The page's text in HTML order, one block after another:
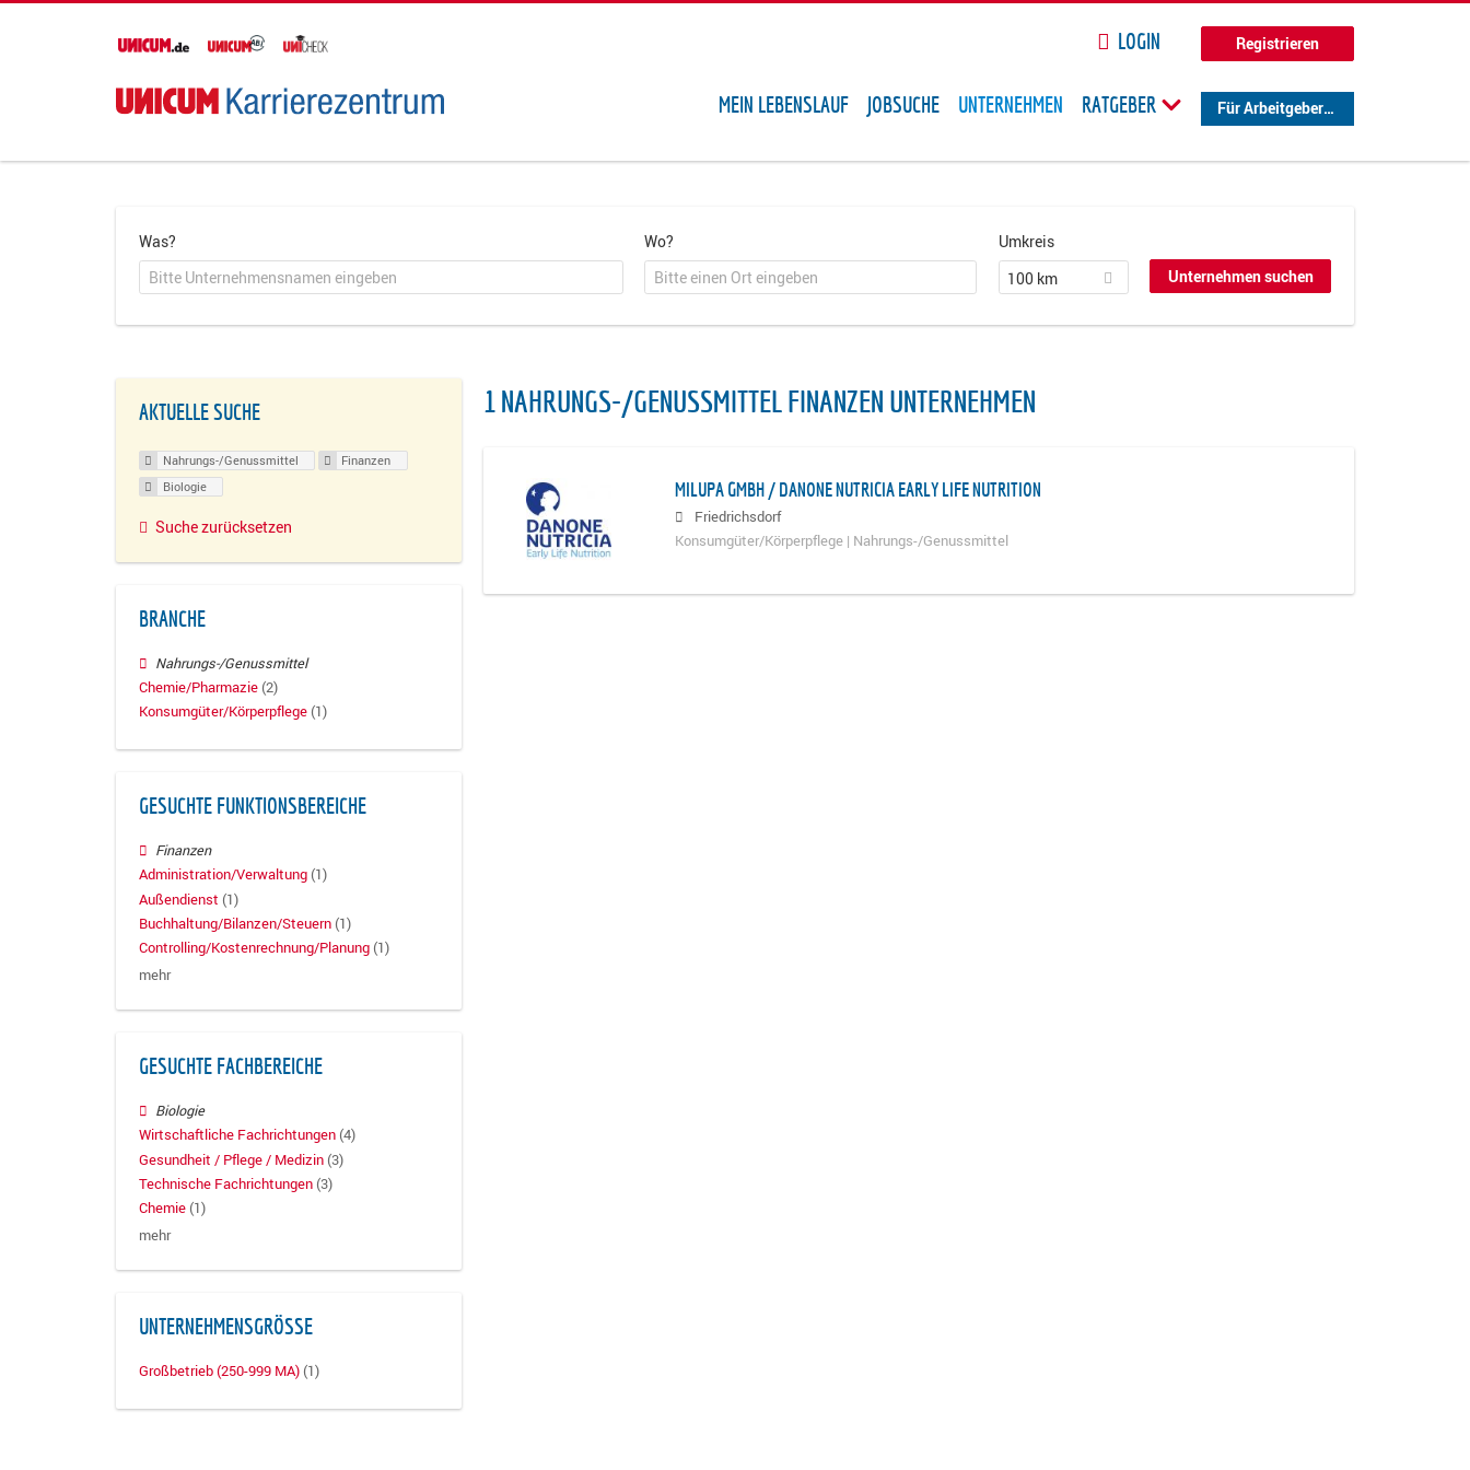
LOGIN Registrieren
MEIN LEBENSLAUF JOBSUCHE UNTERNEHMEN RATGEBER Für Arbeitgeber
Was? Wo?
Umkreis
100 km
1 NAHRUNGS-/GENUSSMITTEL FINANZEN UNTERNEHMEN
MILUPA GMBH / DANONE NUTRICIA EARLY LIFE NUTRITION
Friedrichsdorf
Konsumgüter/Körperpflege | Nahrungs-/Genussmittel
AKTUELLE SUCHE
Nahrungs-/Genussmittel
Finanzen
Biologie
Suche zurücksetzen
BRANCHE
Nahrungs-/Genussmittel
Chemie/Pharmazie (2)
Konsumgüter/Körperpflege (1)
GESUCHTE FUNKTIONSBEREICHE
Finanzen
Administration/Verwaltung (1)
Außendienst (1)
Buchhaltung/Bilanzen/Steuern (1)
Controlling/Kostenrechnung/Planung (1)
mehr
GESUCHTE FACHBEREICHE
Biologie
Wirtschaftliche Fachrichtungen (4)
Gesundheit / Pflege / Medizin (3)
Technische Fachrichtungen (3)
Chemie (1)
mehr
UNTERNEHMENSGRÖSSE
Großbetrieb (250-999 MA) (1)